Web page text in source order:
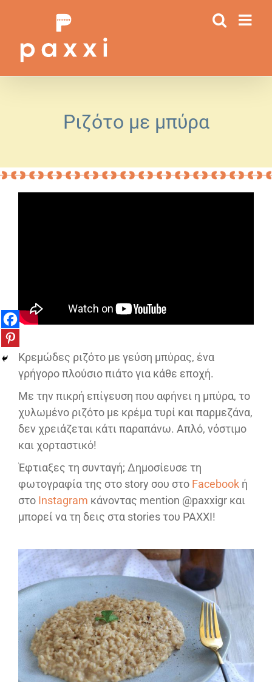
περιεχόμενο
Ριζότο με μπύρα
Κρεμώδες ριζότο με γεύση μπύρας, ένα
γρήγορο πλούσιο πιάτο για κάθε εποχή.
Με την πικρή επίγευση που αφήνει η μπύρα, το
χυλωμένο ριζότο με κρέμα τυρί και παρμεζάνα,
δεν χρειάζεται κάτι παραπάνω. Απλό, νόστιμο
και χορταστικό!
Έφτιαξες τη συνταγή; Δημοσίευσε τη
φωτογραφία της στο story σου στο Facebook ή
στο Instagram κάνοντας mention @paxxigr και
μπορεί να τη δεις στα stories του PAXXI!